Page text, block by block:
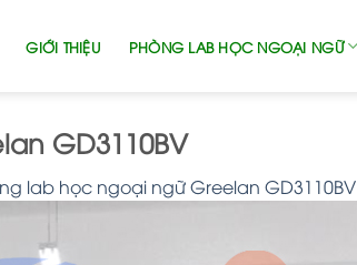
GIỚI THIỆU PHÒNG LAB HỌC NGOẠI NGỮ
GD3110BV
lab học ngoại ngữ Greelan GD3110BV